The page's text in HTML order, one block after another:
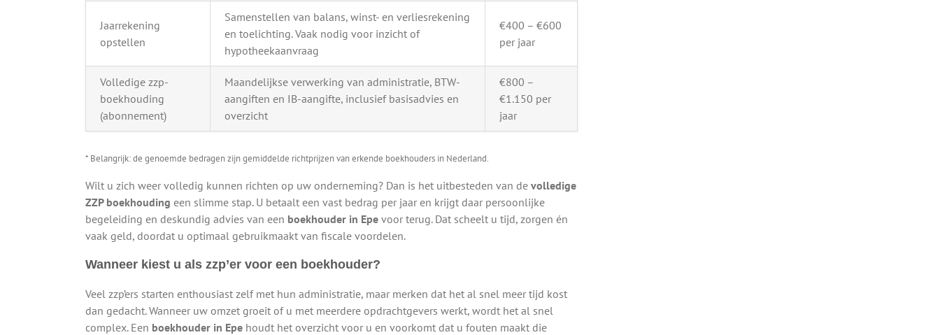
Jaarrekening
opstellen
Samenstellen van balans, winst- en verliesrekening
en toelichting. Vaak nodig voor inzicht of
hypotheekaanvraag
€400 – €600
per jaar
Volledige zzp-
boekhouding
(abonnement)
Maandelijkse verwerking van administratie, BTW-
aangiften en IB-aangifte, inclusief basisadvies en
overzicht
€800 –
€1.150 per
jaar
* Belangrijk: de genoemde bedragen zijn gemiddelde richtprijzen van erkende boekhouders in Nederland.
Wilt u zich weer volledig kunnen richten op uw onderneming? Dan is het uitbesteden van de volledige
ZZP boekhouding een slimme stap. U betaalt een vast bedrag per jaar en krijgt daar persoonlijke
begeleiding en deskundig advies van een boekhouder in Epe voor terug. Dat scheelt u tijd, zorgen én
vaak geld, doordat u optimaal gebruikmaakt van fiscale voordelen.
Wanneer kiest u als zzp’er voor een boekhouder?
Veel zzp’ers starten enthousiast zelf met hun administratie, maar merken dat het al snel meer tijd kost
dan gedacht. Wanneer uw omzet groeit of u met meerdere opdrachtgevers werkt, wordt het al snel
complex. Een boekhouder in Epe houdt het overzicht voor u en voorkomt dat u fouten maakt die